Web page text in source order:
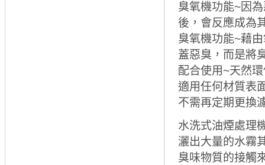
臭氧機功能~因
後，會反應成為
臭氧機功能~藉
蓋惡臭，而是將
配合使用~天然
適用任何材質表
不需再定期更換
水洗式油煙處理
灑出大量的水霧
臭味物質的接觸